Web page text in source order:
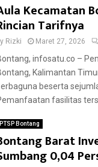
Kecamatan
Tarifnya
Rizki Maret 27, 2026
infosatu.co –
Kalimantan
beserta
fasilitas
PTSP Bontang
Barat
0,04